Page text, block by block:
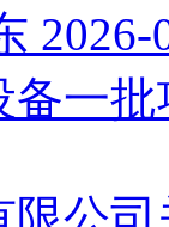
2026-
备一
限公